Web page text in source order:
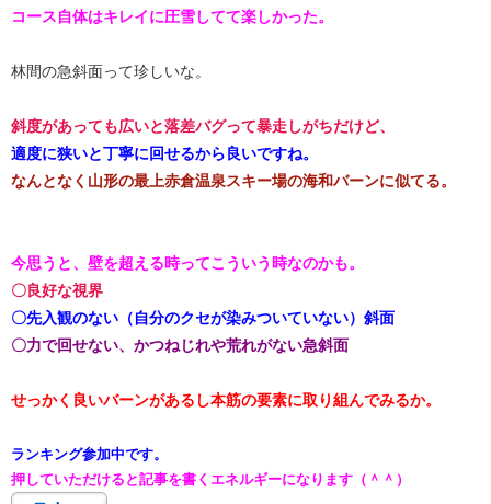
コース自体はキレイに圧雪してて楽しかった。
林間の急斜面って珍しいな。
斜度があっても広いと落差バグって暴走しがちだけど、
適度に狭いと丁寧に回せるから良いですね。
なんとなく山形の最上赤倉温泉スキー場の海和バーンに似てる。
今思うと、壁を超える時ってこういう時なのかも。
​〇良好な視界​
〇先入観のない（自分のクセが染みついていない）斜面
〇力で回せない、かつねじれや荒れがない急斜面
せっかく良いバーンがあるし本筋の要素に取り組んでみるか。
ランキング参加中です。​​​​​​​​
押していただけると記事を書くエネルギーになります（＾＾）